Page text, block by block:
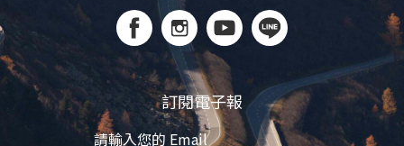
訂閱電子報